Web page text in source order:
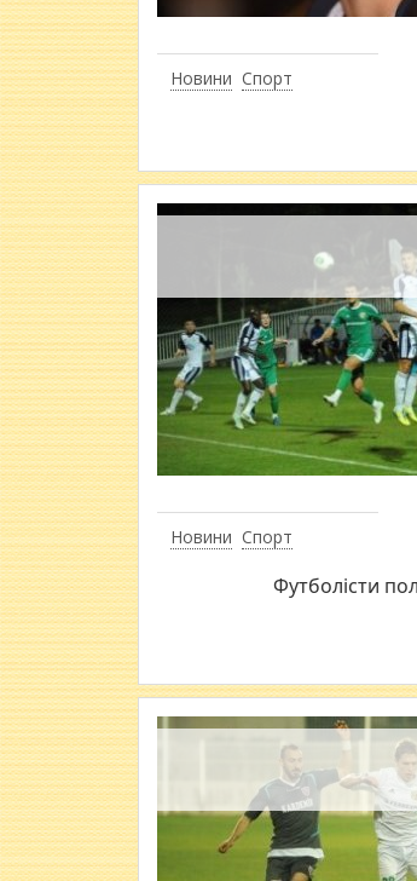
Новини Спорт
Новини Спорт
Футболісти